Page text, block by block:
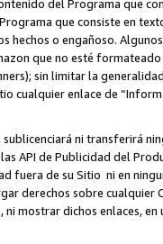
del Programa que
que consiste en
hechos o engañoso.
que no esté
sin limitar la
cualquier enlace de
ni transferirá
API de Publicidad del
fuera de su Sitio ni en
derechos sobre
mostrar dichos enlaces,